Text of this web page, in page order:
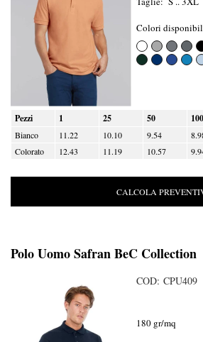
Colori
Pezzi 1 25 50 100
Bianco 11.22 10.10 9.54
Colorato
12.43 11.19 10.57
CALCOLA
Polo Uomo Safran BeC Collection
COD: CPU409
180 gr/mq